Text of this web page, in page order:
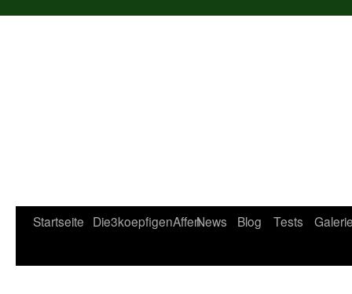
Startseite Die3koepfigenAffenNews Blog Tests